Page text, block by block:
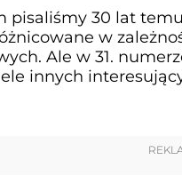
pisaliśmy 30 lat
w
Ale w 31.
innych